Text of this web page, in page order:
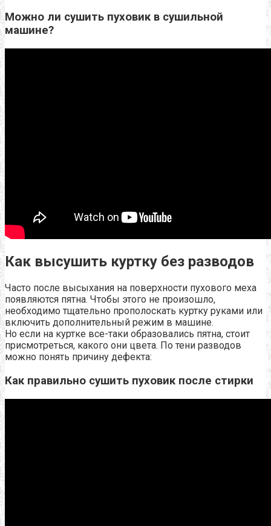
Можно ли сушить пуховик в сушильной
машине?
Как высушить куртку без разводов
Часто после высыхания на поверхности пухового меха
появляются пятна. Чтобы этого не произошло,
необходимо тщательно прополоскать куртку руками или
включить дополнительный режим в машине.
Но если на куртке все-таки образовались пятна, стоит
присмотреться, какого они цвета. По тени разводов
можно понять причину дефекта:
Как правильно сушить пуховик после стирки